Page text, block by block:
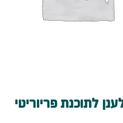
לתוכנת פריוריטי